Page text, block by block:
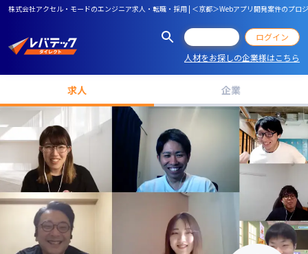
株式会社アクセル・モードのエンジニア求人・転職・採用 | ＜京都＞Webアプリ開発案件のプ
ログイン
人材をお探しの企業様はこちら
求人 企業